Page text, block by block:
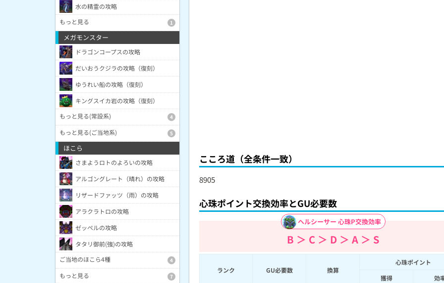
こころ道（全条件一致）
8905
心珠ポイント交換効率とGU必要数
ヘルシーサー 心珠P交換効率
B ＞ C ＞ D ＞ A ＞ S
ランク GU必要数 換算
心珠ポイント
獲得
効
水の精霊の攻略
もっと見る
1
メガモンスター
ドラゴンコープスの攻略
だいおうクジラの攻略（復刻）
ゆうれい船の攻略（復刻）
キングスイカ岩の攻略（復刻）
もっと見る(常設系)
4
もっと見る(ご当地系) 5
ほこら
さまようロトのよろいの攻略
アルゴングレート（晴れ）の攻略
リザードファッツ（雨）の攻略
アラクラトロの攻略
ゼッペルの攻略
タタリ御前(強)の攻略
ご当地のほこら4種
4
もっと見る 7